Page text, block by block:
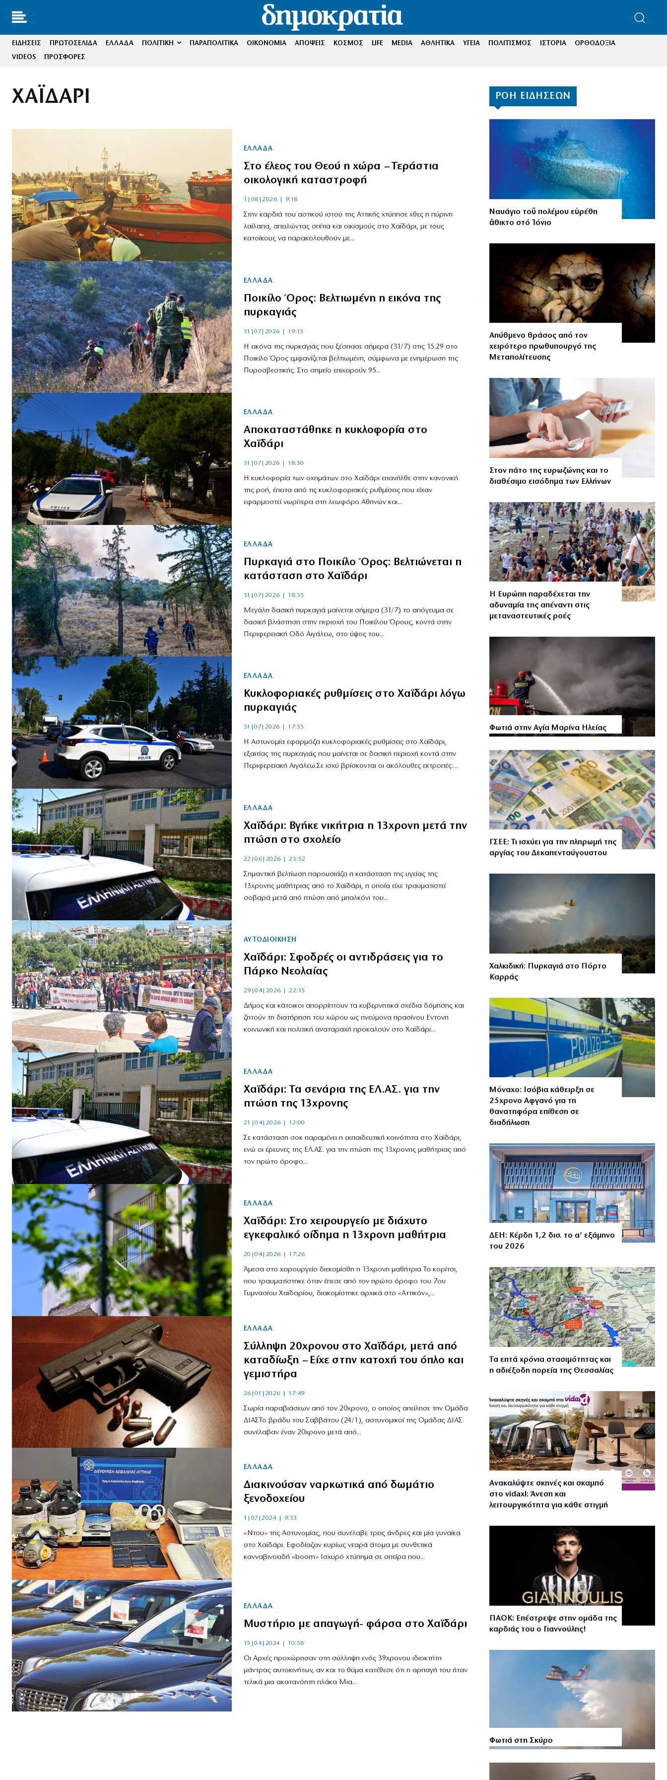
ΕΙΔΗΣΕΙΣ ΠΡΩΤΟΣΕΛΙΔΑ ΕΛΛΑΔΑ ΠΟΛΙΤΙΚΗ ΠΑΡΑΠΟΛΙΤΙΚΑ ΟΙΚΟΝΟΜΙΑ ΑΠΟΨΕΙΣ ΚΟΣΜΟΣ LIFE MEDIA ΑΘΛΗΤΙΚΑ ΥΓΕΙΑ ΠΟΛΙΤΙΣΜΟΣ ΙΣΤΟΡΙΑ
ΟΡΘΟΔΟΞΙΑ
VIDEOS
ΠΡΟΣΦΟΡΕΣ
ΧΑΪΔΑΡΙ
ΕΛΛΑΔΑ
Στο έλεος του Θεού η χώρα – Τεράστια
οικολογική καταστροφή
1|08|2026 | 9:18
Στην καρδιά του αστικού ιστού της Αττικής χτύπησε χθες η πύρινη
λαίλαπα, απειλώντας σπίτια και οικισμούς στο Χαϊδάρι, με τους
κατοίκους να παρακολουθούν με...
ΕΛΛΑΔΑ
Ποικίλο Όρος: Βελτιωμένη η εικόνα της
πυρκαγιάς
31|07|2026 | 19:15
Η εικόνα της πυρκαγιάς που ξέσπασε σήμερα (31/7) στις 15.29 στο
Ποικίλο Όρος εμφανίζεται βελτιωμένη, σύμφωνα με ενημέρωση της
Πυροσβεστικής. Στο σημείο επιχειρούν 95...
ΕΛΛΑΔΑ
Aποκαταστάθηκε η κυκλοφορία στο
Χαϊδάρι
31|07|2026 | 18:50
Η κυκλοφορία των οχημάτων στο Χαϊδάρι επανήλθε στην κανονική
της ροή, έπειτα από τις κυκλοφοριακές ρυθμίσεις που είχαν
εφαρμοστεί νωρίτερα στη λεωφόρο Αθηνών και...
ΕΛΛΑΔΑ
Πυρκαγιά στο Ποικίλο Όρος: Βελτιώνεται η
κατάσταση στο Χαϊδάρι
31|07|2026 | 18:35
Μεγάλη δασική πυρκαγιά μαίνεται σήμερα (31/7) το απόγευμα σε
δασική βλάστηση στην περιοχή του Ποικίλου Όρους, κοντά στην
Περιφερειακή Οδό Αιγάλεω, στο ύψος του...
ΕΛΛΑΔΑ
Kυκλοφοριακές ρυθμίσεις στο Χαϊδάρι λόγω
πυρκαγιάς
31|07|2026 | 17:35
Η Αστυνομία εφαρμόζει κυκλοφοριακές ρυθμίσεις στο Χαΐδάρι,
εξαιτίας της πυρκαγιάς που μαίνεται σε δασική περιοχή κοντά στην
Περιφερειακή Αιγάλεω.Σε ισχύ βρίσκονται οι ακόλουθες εκτροπές:...
ΕΛΛΑΔΑ
Χαϊδάρι: Βγήκε νικήτρια η 13χρονη μετά την
πτώση στο σχολείο
22|06|2026 | 23:52
Σημαντική βελτίωση παρουσιάζει η κατάσταση της υγείας της
13χρονης μαθήτριας από το Χαϊδάρι, η οποία είχε τραυματιστεί
σοβαρά μετά από πτώση από μπαλκόνι του...
ΑΥΤΟΔΙΟΙΚΗΣΗ
Χαϊδάρι: Σφοδρές οι αντιδράσεις για το
Πάρκο Νεολαίας
29|04|2026 | 22:15
Δήμος και κάτοικοι απορρίπτουν τα κυβερνητικά σχέδια δόμησης και
ζητούν τη διατήρηση του χώρου ως πνεύμονα πρασίνου Εντονη
κοινωνική και πολιτική αναταραχή προκαλούν στο Χαϊδάρι...
ΕΛΛΑΔΑ
Χαϊδάρι: Τα σενάρια της ΕΛ.ΑΣ. για την
πτώση της 13χρονης
21|04|2026 | 12:00
Σε κατάσταση σοκ παραμένει η εκπαιδευτική κοινότητα στο Χαϊδάρι,
ενώ οι έρευνες της ΕΛ.ΑΣ. για την πτώση της 13χρονης μαθήτριας από
τον πρώτο όροφο...
ΕΛΛΑΔΑ
Χαϊδάρι: Στο χειρουργείο με διάχυτο
εγκεφαλικό οίδημα η 13χρονη μαθήτρια
20|04|2026 | 17:26
Άμεσα στο χειρουργείο διεκομίσθη η 13χρονη μαθήτρια Το κορίτσι,
που τραυματίστηκε όταν έπεσε από τον πρώτο όροφο του 7ου
Γυμνασίου Χαϊδαρίου, διακομίστηκε αρχικά στο «Αττικόν»,...
ΕΛΛΑΔΑ
Σύλληψη 20χρονου στο Χαϊδάρι, μετά από
καταδίωξη – Είχε στην κατοχή του όπλο και
γεμιστήρα
26|01|2026 | 17:49
Σωρία παραβιάσεων από τον 20χρονο, ο οποίος απείλησε την Ομάδα
ΔΙΑΣΤο βράδυ του Σαββάτου (24/1), αστυνομικοί της Ομάδας ΔΙΑΣ
συνέλαβαν έναν 20χρονο μετά από...
ΕΛΛΑΔΑ
Διακινούσαν ναρκωτικά από δωμάτιο
ξενοδοχείου
1|07|2024 | 9:53
«Ντου» της Αστυνομίας, που συνέλαβε τρεις άνδρες και μία γυναίκα
στο Χαϊδάρι. Εφοδίαζαν κυρίως νεαρά άτομα με συνθετικά
κανναβινοειδή «boom» Ισχυρό χτύπημα σε σπείρα που...
ΕΛΛΑΔΑ
Μυστήριο με απαγωγή- φάρσα στο Χαϊδάρι
15|04|2024 | 10:58
Οι Αρχές προχώρησαν στη σύλληψη ενός 39χρονου ιδιοκτήτη
μάντρας αυτοκινήτων, αν και το θύμα κατέθεσε ότι η αρπαγή του ήταν
τελικά μια ακατανόητη πλάκα Μια...
ΡΟΗ ΕΙΔΗΣΕΩΝ
Ναυάγιο τοῦ πολέμου εὑρέθη
ἄθικτο στό Ἰόνιο
Απύθμενο θράσος από τον
χειρότερο πρωθυπουργό της
Μεταπολίτευσης
Στον πάτο της ευρωζώνης και το
διαθέσιμο εισόδημα των Ελλήνων
Η Ευρώπη παραδέχεται την
αδυναμία της απέναντι στις
μεταναστευτικές ροές
Φωτιά στην Αγία Μαρίνα Ηλείας
ΓΣΕΕ: Τι ισχύει για την πληρωμή της
αργίας του Δεκαπενταύγουστου
Χαλκιδική: Πυρκαγιά στο Πόρτο
Καρράς
Μόναχο: Ισόβια κάθειρξη σε
25χρονο Αφγανό για τη
θανατηφόρα επίθεση σε
διαδήλωση
ΔΕΗ: Κέρδη 1,2 δισ. το α’ εξάμηνο
του 2026
Τα επτά χρόνια στασιμότητας και
η αδιέξοδη πορεία της Θεσσαλίας
Ανακαλύψτε σκηνές και σκαμπό
στο vidaxl: Άνεση και
λειτουργικότητα για κάθε στιγμή
ΠΑΟΚ: Επέστρεψε στην ομάδα της
καρδιάς του ο Γιαννούλης!
Φωτιά στη Σκύρο